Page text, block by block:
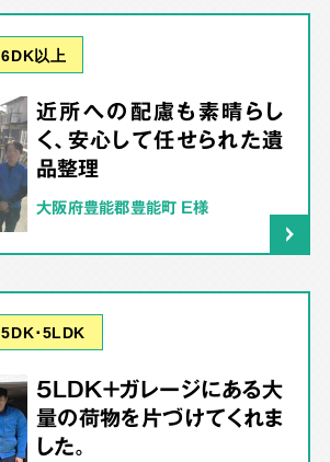
6DK以上
近所への配慮も素晴らし
く、安心して任せられた遺
品整理
大阪府豊能郡豊能町 E様
5DK･5LDK
5LDK＋ガレージにある大
量の荷物を片づけてくれま
した。